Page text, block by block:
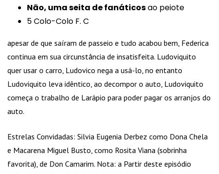
Não, uma seita de fanáticosao peiote
5 Colo-Colo F. C
apesar de que saíram de passeio e tudo acabou bem, Federica
continua em sua circunstância de insatisfeita. Ludoviquito
quer usar o carro, Ludovico nega a usá-lo, no entanto
Ludoviquito leva idêntico, ao decompor o auto, Ludoviquito
começa o trabalho de Larápio para poder pagar os arranjos do
auto.
Estrelas Convidadas: Silvia Eugenia Derbez como Dona Chela
e Macarena Miguel Busto, como Rosita Viana (sobrinha
favorita), de Don Camarim. Nota: a Partir deste episódio